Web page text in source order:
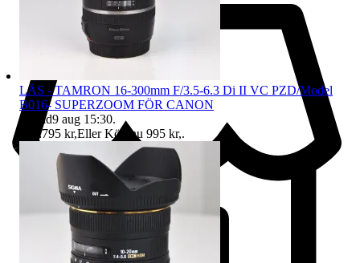
LÄS - TAMRON 16-300mm F/3.5-6.3 Di II VC PZD/Model
B016- SUPERZOOM FÖR CANON
Sluttid9 aug 15:30.
Pris:795 kr,Eller Köp nu 995 kr,.